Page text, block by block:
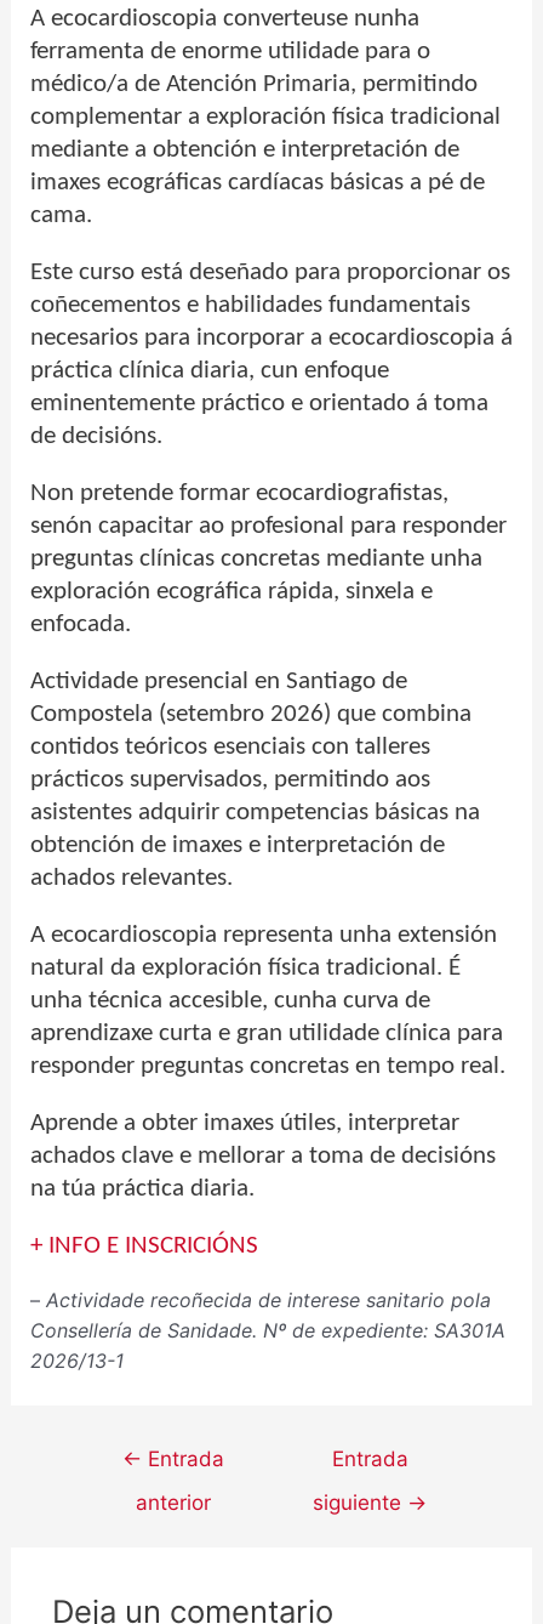
A ecocardioscopia converteuse nunha
ferramenta de enorme utilidade para o
médico/a de Atención Primaria, permitindo
complementar a exploración física tradicional
mediante a obtención e interpretación de
imaxes ecográficas cardíacas básicas a pé de
cama.
Este curso está deseñado para proporcionar os
coñecementos e habilidades fundamentais
necesarios para incorporar a ecocardioscopia á
práctica clínica diaria, cun enfoque
eminentemente práctico e orientado á toma
de decisións.
Non pretende formar ecocardiografistas,
senón capacitar ao profesional para responder
preguntas clínicas concretas mediante unha
exploración ecográfica rápida, sinxela e
enfocada.
Actividade presencial en Santiago de
Compostela (setembro 2026) que combina
contidos teóricos esenciais con talleres
prácticos supervisados, permitindo aos
asistentes adquirir competencias básicas na
obtención de imaxes e interpretación de
achados relevantes.
A ecocardioscopia representa unha extensión
natural da exploración física tradicional. É
unha técnica accesible, cunha curva de
aprendizaxe curta e gran utilidade clínica para
responder preguntas concretas en tempo real.
Aprende a obter imaxes útiles, interpretar
achados clave e mellorar a toma de decisións
na túa práctica diaria.
+ INFO E INSCRICIÓNS
– Actividade recoñecida de interese sanitario pola
Consellería de Sanidade. Nº de expediente: SA301A
2026/13-1
← Entrada
anterior
Entrada
siguiente →
Deja un comentario